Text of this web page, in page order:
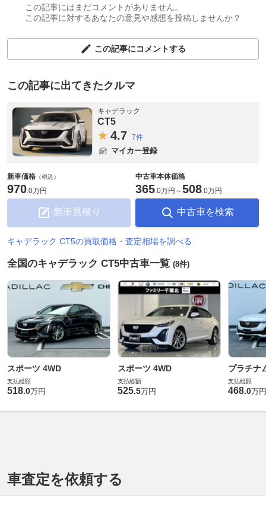
この記事にはまだコメントがありません。
この記事に対するあなたの意見や感想を投稿しませんか？
この記事にコメントする
この記事に出てきたクルマ
キャデラック
CT5
4.7 7件
マイカー登録
新車価格 （税込）
970.0万円
新車見積り
中古車本体価格
365.0万円 ～508.0万円
中古車を検索
キャデラック CT5の買取価格・査定相場を調べる
全国のキャデラック CT5中古車一覧 (8件)
スポーツ 4WD
支払総額
518.0万円
スポーツ 4WD
支払総額
525.5万円
プラチナ
支払総額
468.0万円
車査定を依頼する